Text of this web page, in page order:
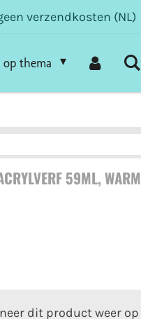
verzendkosten (NL)
op thema
59ML, WARM
dit product weer op